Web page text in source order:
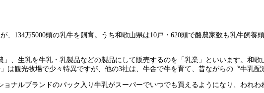
、134万5000頭の乳牛を飼育。うち和歌山県は10戸・620頭で酪農家数も乳牛飼
、生乳を牛乳・乳製品などの製品にして販売するのを「乳業」といいます。和
は観光牧場で少々特異ですが、他の3社は、牛舎で牛を育て、昔ながらの〝牛乳配
ョナルブランドのパック入り牛乳がスーパーでいつでも買えるようになり、われ